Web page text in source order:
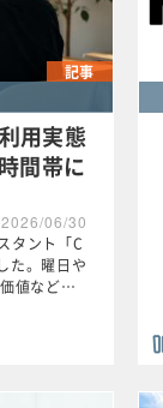
記事
用実態
間帯に
2026/06/30
タント「C
た。曜日や
値など…